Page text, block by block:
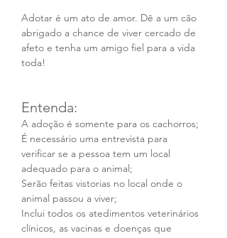
Adotar é um ato de amor. Dê a um cão
abrigado a chance de viver cercado de
afeto e tenha um amigo fiel para a vida
toda!
Entenda:
A adoção é somente para os cachorros;
É necessário uma entrevista para
verificar se a pessoa tem um local
adequado para o animal;
Serão feitas vistorias no local onde o
animal passou a viver;
Inclui todos os atedimentos veterinários
clínicos, as vacinas e doenças que